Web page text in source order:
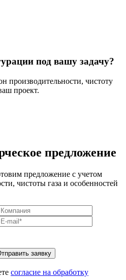
под вашу задачу?
производительности, чистоту
проект.
предложение
предложение с учетом
чистоты газа и особенностей
заявку
согласие на обработку